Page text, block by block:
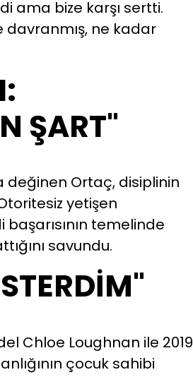
ama bize karşı sertti.
davranmış, ne kadar
ŞART"
değinen Ortaç, disiplinin
yetişen
temelinde
savundu.
Chloe Loughnan ile 2019
çocuk sahibi